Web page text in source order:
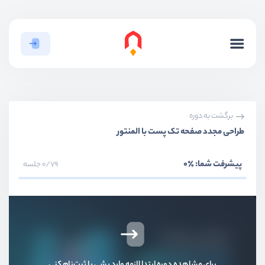
برگشت به دوره
طراحی مجدد صفحه تک پست با المنتور
پیشرفت شما:٪0 0/79 جلسه
بخش اول
چرا از صفحه‌ساز استفاده کنیم؟
المنتور و ویژوال کامپوزر
ویدیو آموزشی 03:49